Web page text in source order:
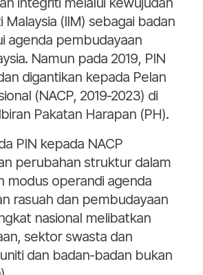
(IIM) sebagai badan
agenda pembudayaan
Namun pada 2019, PIN
digantikan kepada Pelan
(NACP, 2019-2023) di
Pakatan Harapan (PH).
PIN kepada NACP
perubahan struktur dalam
modus operandi agenda
rasuah dan pembudayaan
nasional melibatkan
sektor swasta dan
dan badan-badan bukan